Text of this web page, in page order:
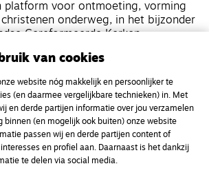
platform voor ontmoeting, vorming
onderweg, in het bijzonder
Gereformeerde Kerken.
5827 86
van cookies
website nóg makkelijk en persoonlijker te
(en daarmee vergelijkbare technieken) in. Met
en derde partijen informatie over jou verzamelen
binnen (en mogelijk ook buiten) onze website
passen wij en derde partijen content of
en profiel aan. Daarnaast is het dankzij
te delen via social media.